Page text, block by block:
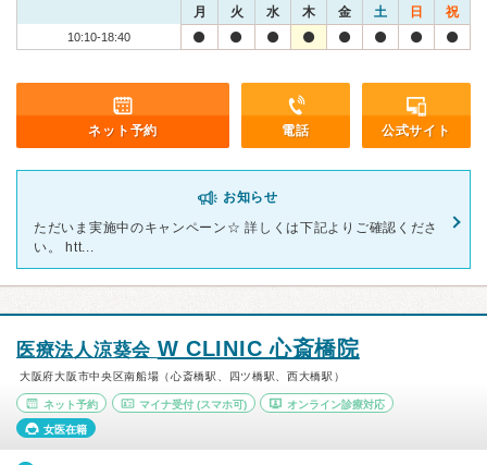
月 火 水 木 金 土 日 祝
10:10-18:40
ネット予約 電話 公式サイト
お知らせ
ただいま実施中のキャンペーン☆ 詳しくは下記よりご確認くださ
い。 htt...
医療法人涼葵会 W CLINIC 心斎橋院
大阪府大阪市中央区南船場（心斎橋駅、四ツ橋駅、西大橋駅）
ネット予約 マイナ受付(スマホ可) オンライン診療対応
女医在籍